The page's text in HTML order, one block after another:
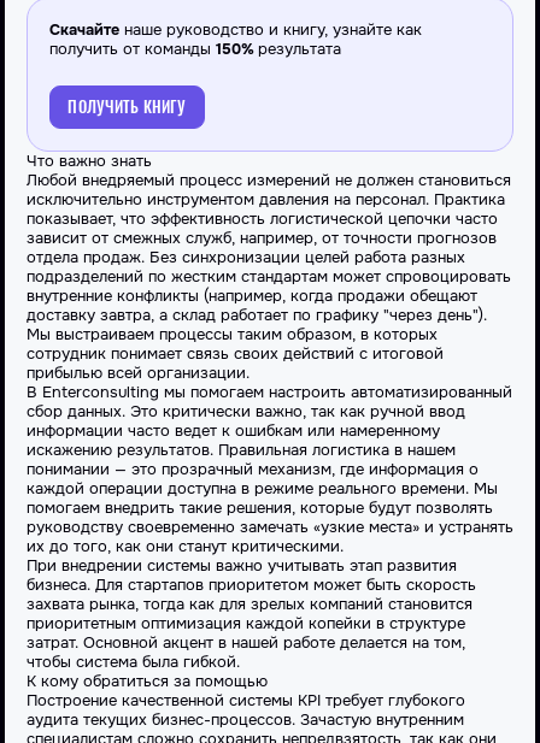
Скачайте наше руководство и книгу, узнайте как
получить от команды 150%результата
ПОЛУЧИТЬ КНИГУ
Что важно знать
Любой внедряемый процесс измерений не должен становиться
исключительно инструментом давления на персонал. Практика
показывает, что эффективность логистической цепочки часто
зависит от смежных служб, например, от точности прогнозов
отдела продаж. Без синхронизации целей работа разных
подразделений по жестким стандартам может спровоцировать
внутренние конфликты (например, когда продажи обещают
доставку завтра, а склад работает по графику "через день").
Мы выстраиваем процессы таким образом, в которых
сотрудник понимает связь своих действий с итоговой
прибылью всей организации.
В Enterconsulting мы помогаем настроить автоматизированный
сбор данных. Это критически важно, так как ручной ввод
информации часто ведет к ошибкам или намеренному
искажению результатов. Правильная логистика в нашем
понимании — это прозрачный механизм, где информация о
каждой операции доступна в режиме реального времени. Мы
помогаем внедрить такие решения, которые будут позволять
руководству своевременно замечать «узкие места» и устранять
их до того, как они станут критическими.
При внедрении системы важно учитывать этап развития
бизнеса. Для стартапов приоритетом может быть скорость
захвата рынка, тогда как для зрелых компаний становится
приоритетным оптимизация каждой копейки в структуре
затрат. Основной акцент в нашей работе делается на том,
чтобы система была гибкой.
К кому обратиться за помощью
Построение качественной системы KPI требует глубокого
аудита текущих бизнес-процессов. Зачастую внутренним